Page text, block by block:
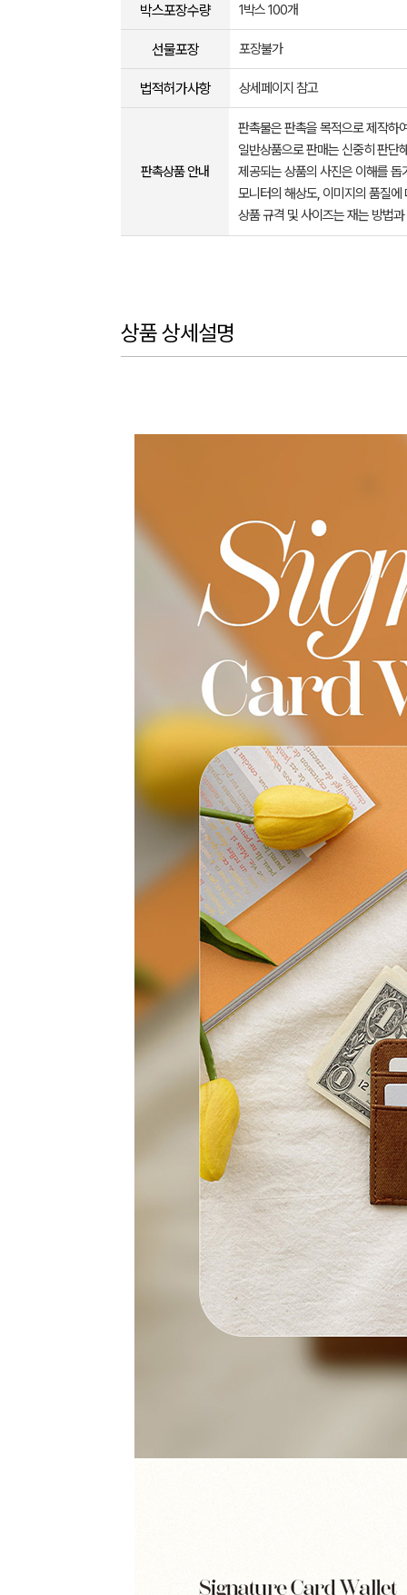
박스포장수량 1박스 100개
선물포장 포장불가
법적허가사항 상세페이지 참고
판촉상품 안내
판촉물은 판촉을 목적으로 제작하
일반상품으로 판매는 신중히 판단
제공되는 상품의 사진은 이해를
모니터의 해상도, 이미지의 품질
상품 규격 및 사이즈는 재는 방법
상품 상세설명